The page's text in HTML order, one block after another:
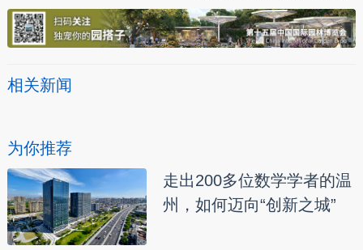
相关新闻
为你推荐
走出200多位数学学者的温
州，如何迈向“创新之城”